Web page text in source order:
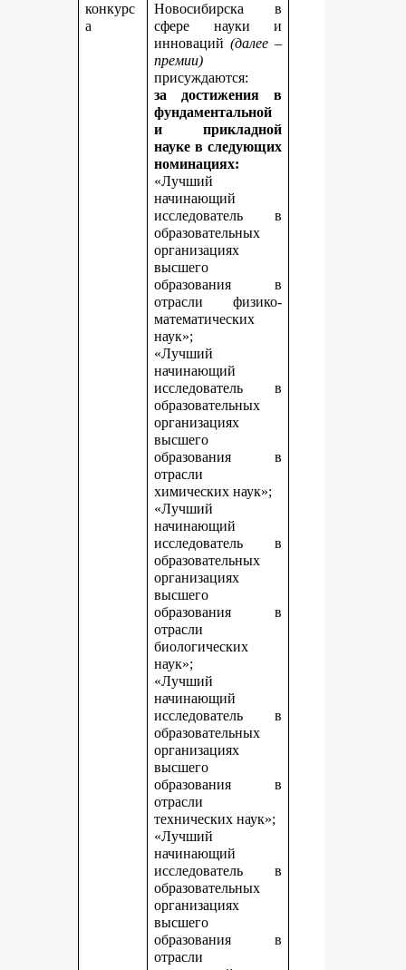
конкурс
а
Новосибирска в
сфере науки и
инноваций(далее –
премии)
присуждаются:
за достижения в
фундаментальной
и прикладной
наукев следующих
номинациях:
«Лучший
начинающий
исследователь в
образовательных
организациях
высшего
образования в
отрасли физико-
математических
наук»;
«Лучший
начинающий
исследователь в
образовательных
организациях
высшего
образования в
отрасли
химических наук»;
«Лучший
начинающий
исследователь в
образовательных
организациях
высшего
образования в
отрасли
биологических
наук»;
«Лучший
начинающий
исследователь в
образовательных
организациях
высшего
образования в
отрасли
технических наук»;
«Лучший
начинающий
исследователь в
образовательных
организациях
высшего
образования в
отрасли